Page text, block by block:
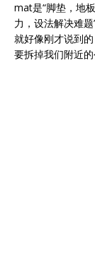
mat是“脚垫，地
力，设法解决难
就好像刚才说到
要拆掉我们附近的